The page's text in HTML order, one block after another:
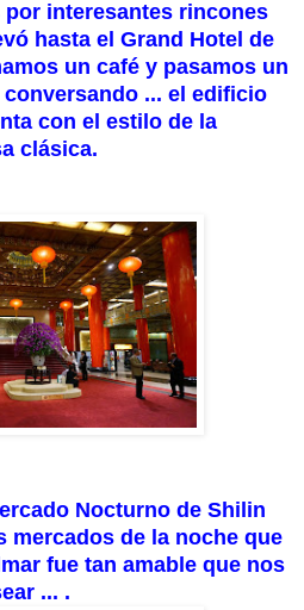
interesantes rincones
hasta el Grand Hotel de
un café y pasamos un
... el edificio
con el estilo de la
clásica.
Nocturno de Shilin
mercados de la noche que
fue tan amable que nos
... .